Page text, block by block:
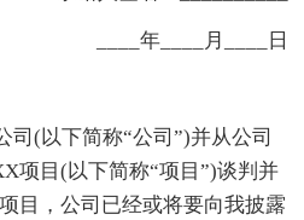
____年____月____日
(以下简称“公司”)并从公司
项目(以下简称“项目”)谈判并
目，公司已经或将要向我披露